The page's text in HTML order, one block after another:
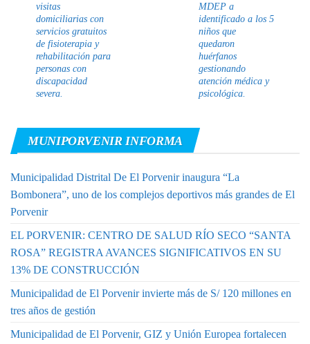
visitas
domiciliarias con
servicios gratuitos
de fisioterapia y
rehabilitación para
personas con
discapacidad
severa.
MDEP a
identificado a los 5
niños que
quedaron
huérfanos
gestionando
atención médica y
psicológica.
MUNIPORVENIR INFORMA
Municipalidad Distrital De El Porvenir inaugura “La
Bombonera”, uno de los complejos deportivos más grandes de El
Porvenir
EL PORVENIR: CENTRO DE SALUD RÍO SECO “SANTA
ROSA” REGISTRA AVANCES SIGNIFICATIVOS EN SU
13% DE CONSTRUCCIÓN
Municipalidad de El Porvenir invierte más de S/ 120 millones en
tres años de gestión
Municipalidad de El Porvenir, GIZ y Unión Europea fortalecen